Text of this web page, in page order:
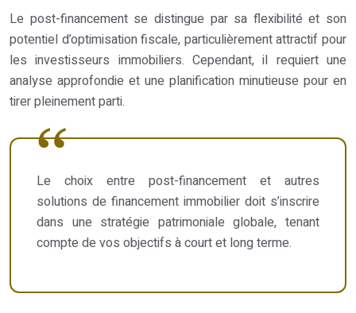
Le post-financement se distingue par sa flexibilité et son
potentiel d’optimisation fiscale, particulièrement attractif pour
les investisseurs immobiliers. Cependant, il requiert une
analyse approfondie et une planification minutieuse pour en
tirer pleinement parti.
Le choix entre post-financement et autres
solutions de financement immobilier doit s’inscrire
dans une stratégie patrimoniale globale, tenant
compte de vos objectifs à court et long terme.